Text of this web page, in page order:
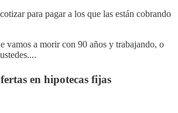
para pagar a los que las están cobrando
vamos a morir con 90 años y trabajando, o
en hipotecas fijas